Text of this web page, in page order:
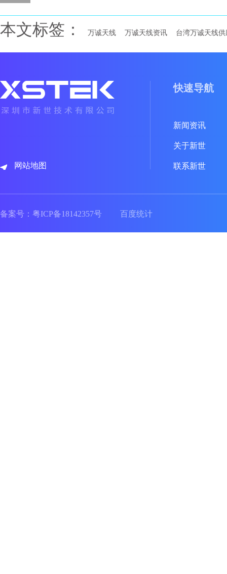
本文标签： 万诚天线 万诚天线资讯 台湾万诚天线
网站地图
快速导航
新闻资讯
关于新世
联系新世
备案号： 粤ICP备18142357号 百度统计